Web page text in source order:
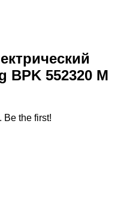
BPK 552320 M
Be the first!